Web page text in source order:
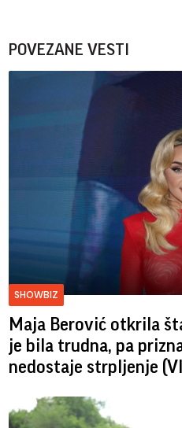
POVEZANE VESTI
SHOWBIZ
Maja Berović otkrila
je bila trudna, pa
nedostaje strpljenje